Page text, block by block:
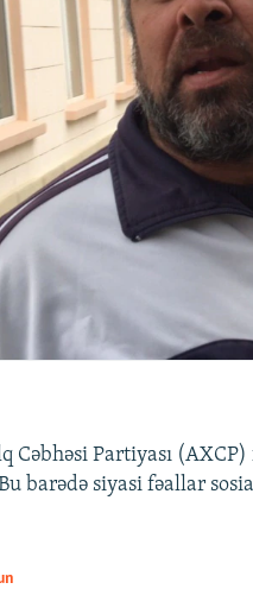
Cəbhəsi Partiyası (AXCP)
Bu barədə siyasi fəallar